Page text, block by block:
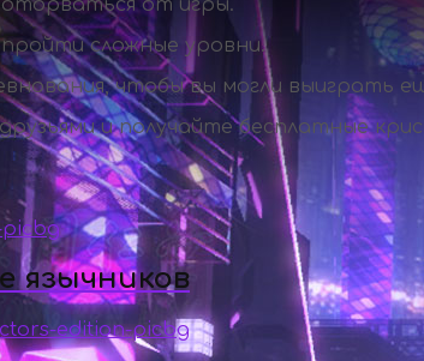
от игры.
сложные уровни.
чтобы вы могли выиграть
и получайте бесплатные
язычников